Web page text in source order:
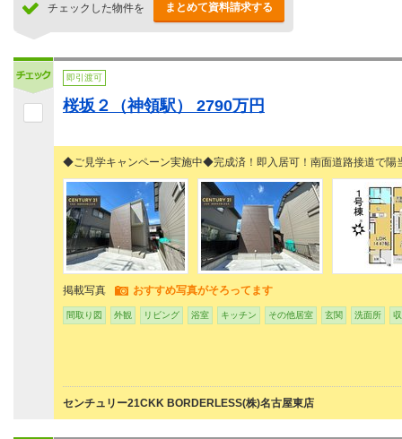
チェックした物件を まとめて資料請求する
即引渡可
桜坂２（神領駅） 2790万円
◆ご見学キャンペーン実施中◆完成済！即入居可！南面道路接道で陽
掲載写真 おすすめ写真がそろってます
間取り図 外観 リビング 浴室 キッチン その他居室 玄関 洗面所
センチュリー21CKK BORDERLESS(株)名古屋東店